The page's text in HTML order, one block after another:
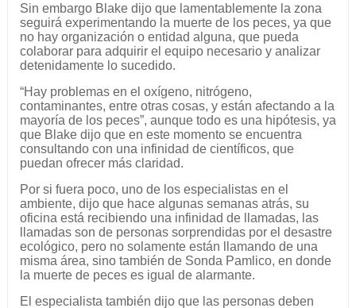
Sin embargo Blake dijo que lamentablemente la zona
seguirá experimentando la muerte de los peces, ya que
no hay organización o entidad alguna, que pueda
colaborar para adquirir el equipo necesario y analizar
detenidamente lo sucedido.
“Hay problemas en el oxígeno, nitrógeno,
contaminantes, entre otras cosas, y están afectando a la
mayoría de los peces”, aunque todo es una hipótesis, ya
que Blake dijo que en este momento se encuentra
consultando con una infinidad de científicos, que
puedan ofrecer más claridad.
Por si fuera poco, uno de los especialistas en el
ambiente, dijo que hace algunas semanas atrás, su
oficina está recibiendo una infinidad de llamadas, las
llamadas son de personas sorprendidas por el desastre
ecológico, pero no solamente están llamando de una
misma área, sino también de Sonda Pamlico, en donde
la muerte de peces es igual de alarmante.
El especialista también dijo que las personas deben